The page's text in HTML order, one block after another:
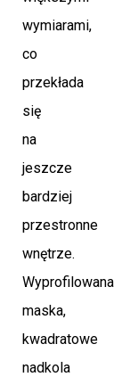
wymiarami,
co
przekłada
się
na
jeszcze
bardziej
przestronne
wnętrze.
Wyprofilowana
maska,
kwadratowe
nadkola